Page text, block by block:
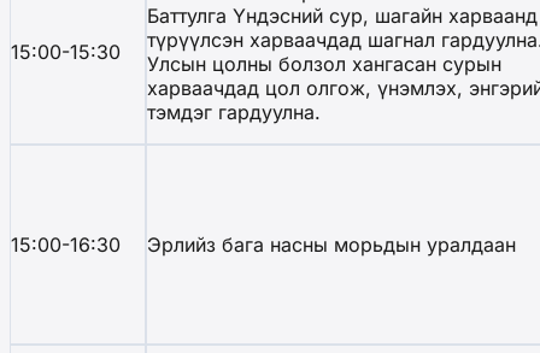
15:00-15:30
Баттулга Үндэсний сур, шагайн харваанд
түрүүлсэн харваачдад шагнал
Улсын цолны болзол хангасан сурын
харваачдад цол олгож, үнэмлэх,
тэмдэг гардуулна.
15:00-16:30 Эрлийз бага насны морьдын уралдаан